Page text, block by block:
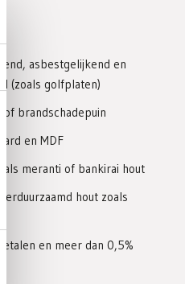
asbestgelijkend en
(zoals golfplaten)
of brandschadepuin
en MDF
meranti of bankirai hout
hout zoals
en meer dan 0,5%